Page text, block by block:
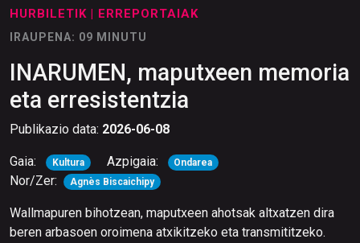
HURBILETIK | ERREPORTAIAK
IRAUPENA: 09 MINUTU
INARUMEN, maputxeen memoria
eta erresistentzia
Publikazio data: 2026-06-08
Gaia: Kultura Azpigaia: Ondarea
Nor/Zer: Agnès Biscaichipy
Wallmapuren bihotzean, maputxeen ahotsak altxatzen dira
beren arbasoen oroimena atxikitzeko eta transmititzeko.